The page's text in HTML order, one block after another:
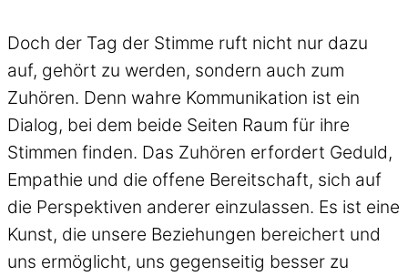
Doch der Tag der Stimme ruft nicht nur dazu
auf, gehört zu werden, sondern auch zum
Zuhören. Denn wahre Kommunikation ist ein
Dialog, bei dem beide Seiten Raum für ihre
Stimmen finden. Das Zuhören erfordert Geduld,
Empathie und die offene Bereitschaft, sich auf
die Perspektiven anderer einzulassen. Es ist eine
Kunst, die unsere Beziehungen bereichert und
uns ermöglicht, uns gegenseitig besser zu